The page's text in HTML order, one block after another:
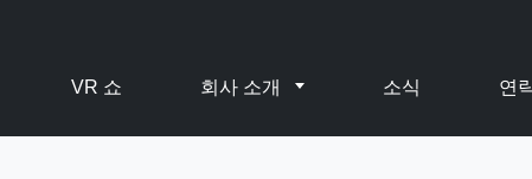
VR 쇼 회사 소개 소식 연